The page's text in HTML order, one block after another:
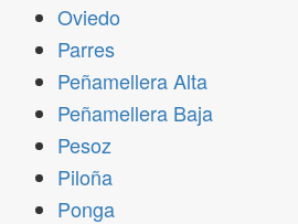
Oviedo
Parres
Peñamellera Alta
Peñamellera Baja
Pesoz
Piloña
Ponga